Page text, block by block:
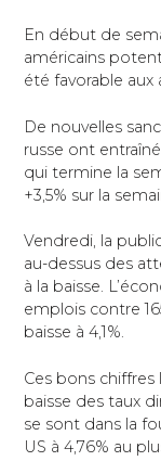
En début de
américains
été favorable
De nouvelles
russe ont
qui termine la
+3,5% sur la
Vendredi, la
au-dessus des
à la baisse.
emplois contre
baisse à 4,1%.
Ces bons chiffres
baisse des taux
se sont dans la
US à 4,76% au